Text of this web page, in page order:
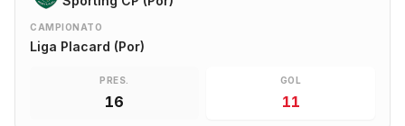
CAMPIONATO
Liga Placard (Por)
PRES.
16
GOL
11